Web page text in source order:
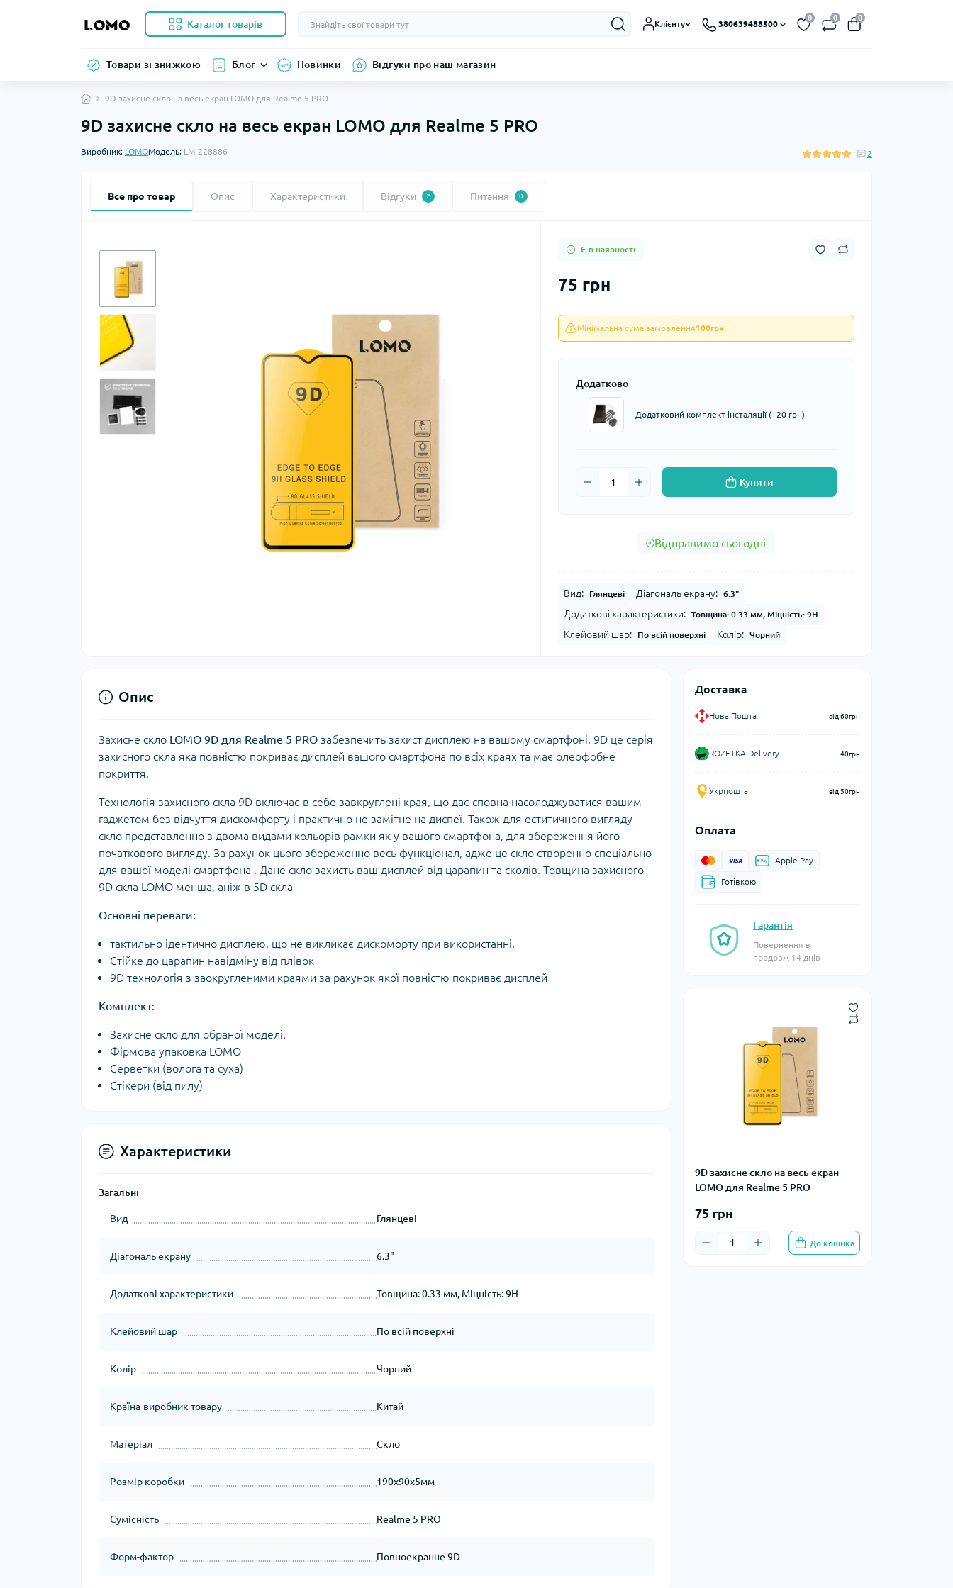
Каталог товарів Клієнту 380639488500
0 0 0
Товари зі знижкою Блог Новинки Відгуки про наш магазин
9D захисне скло на весь екран LOMO для Realme 5 PRO
9D захисне скло на весь екран LOMO для Realme 5 PRO
Виробник: LOMOМодель: LM-228886 2
Все про товар Опис Характеристики Відгуки 2 Питання 0
Є в наявності
75 грн
Мінімальна сума замовлення100грн
Додатково
Додатковий комплект інсталяції (+20 грн)
Купити
Відправимо сьогодні
Вид: Глянцеві Діагональ екрану: 6.3"
Додаткові характеристики: Товщина: 0.33 мм, Міцність: 9H
Клейовий шар: По всій поверхні Колір: Чорний
Доставка
Нова Пошта від 60грн
ROZETKA Delivery 40грн
Укрпошта від 50грн
Оплата
Apple Pay
Готівкою
Гарантія
Повернення в
продовж 14 днів
9D захисне скло на весь екран
LOMO для Realme 5 PRO
75 грн
До кошика
Опис
Захисне скло LOMO 9D для Realme 5 PRO забезпечить захист дисплею на вашому смартфоні. 9D це серія
захисного скла яка повністю покриває дисплей вашого смартфона по всіх краях та має олеофобне
покриття.
Технологія захисного скла 9D включає в себе завкруглені края, що дає сповна насолоджуватися вашим
гаджетом без відчуття дискомфорту і практично не замітне на диспеї. Також для еститичного вигляду
скло представленно з двома видами кольорів рамки як у вашого смартфона, для збереження його
початкового вигляду. За рахунок цього збереженно весь функціонал, адже це скло створенно спеціально
для вашої моделі смартфона . Дане скло захисть ваш дисплей від царапин та сколів. Товщина захисного
9D скла LOMO менша, аніж в 5D скла
Основні переваги:
тактильно ідентично дисплею, що не викликає дискоморту при використанні.
Стійке до царапин навідміну від плівок
9D технологія з заокругленими краями за рахунок якої повністю покриває дисплей
Комплект:
Захисне скло для обраної моделі.
Фірмова упаковка LOMO
Серветки (волога та суха)
Стікери (від пилу)
Характеристики
Загальні
Вид Глянцеві
Діагональ екрану 6.3"
Додаткові характеристики Товщина: 0.33 мм, Міцність: 9H
Клейовий шар По всій поверхні
Колір Чорний
Країна-виробник товару Китай
Матеріал Скло
Розмір коробки 190x90x5мм
Сумісність Realme 5 PRO
Форм-фактор Повноекранне 9D